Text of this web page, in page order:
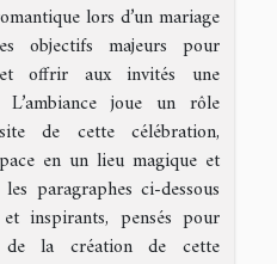
lors d’un mariage
objectifs majeurs pour
offrir aux invités une
L’ambiance joue un rôle
de cette célébration,
en un lieu magique et
paragraphes ci-dessous
inspirants, pensés pour
de la création de cette